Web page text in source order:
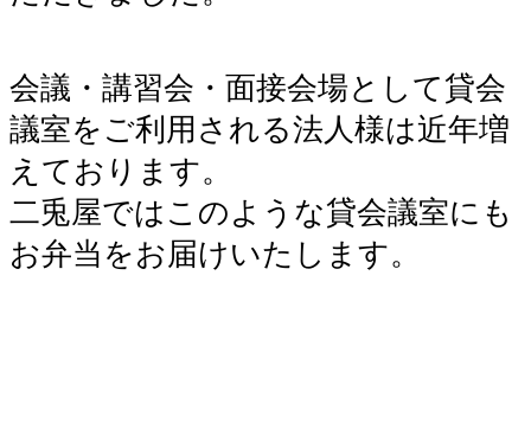
会議・講習会・面接会場として貸会
議室をご利用される法人様は近年増
えております。
二兎屋ではこのような貸会議室にも
お弁当をお届けいたします。